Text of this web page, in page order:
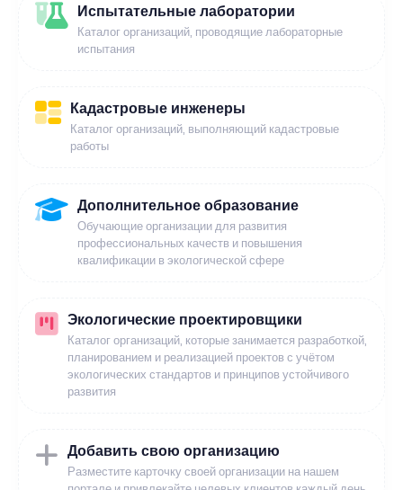
Испытательные лаборатории
Каталог организаций, проводящие лабораторные
испытания
Кадастровые инженеры
Каталог организаций, выполняющий кадастровые
работы
Дополнительное образование
Обучающие организации для развития
профессиональных качеств и повышения
квалификации в экологической сфере
Экологические проектировщики
Каталог организаций, которые занимается разработкой,
планированием и реализацией проектов с учётом
экологических стандартов и принципов устойчивого
развития
Добавить свою организацию
Разместите карточку своей организации на нашем